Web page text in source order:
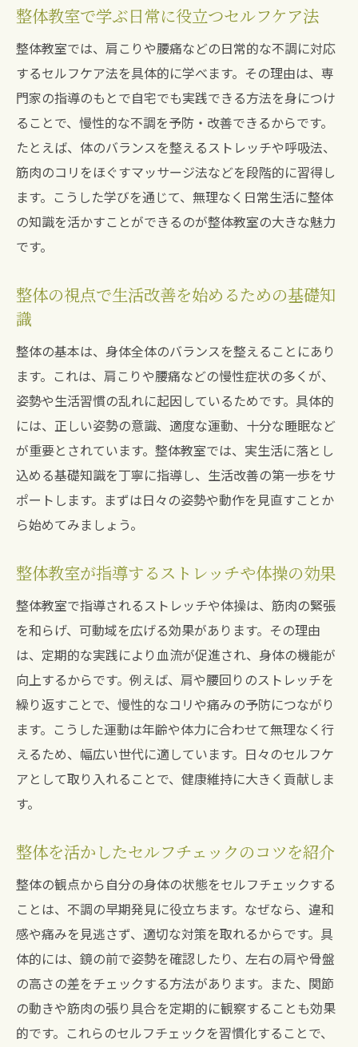
整体教室で学ぶ日常に役立つセルフケア法
整体教室では、肩こりや腰痛などの日常的な不調に対応
するセルフケア法を具体的に学べます。その理由は、専
門家の指導のもとで自宅でも実践できる方法を身につけ
ることで、慢性的な不調を予防・改善できるからです。
たとえば、体のバランスを整えるストレッチや呼吸法、
筋肉のコリをほぐすマッサージ法などを段階的に習得し
ます。こうした学びを通じて、無理なく日常生活に整体
の知識を活かすことができるのが整体教室の大きな魅力
です。
整体の視点で生活改善を始めるための基礎知
識
整体の基本は、身体全体のバランスを整えることにあり
ます。これは、肩こりや腰痛などの慢性症状の多くが、
姿勢や生活習慣の乱れに起因しているためです。具体的
には、正しい姿勢の意識、適度な運動、十分な睡眠など
が重要とされています。整体教室では、実生活に落とし
込める基礎知識を丁寧に指導し、生活改善の第一歩をサ
ポートします。まずは日々の姿勢や動作を見直すことか
ら始めてみましょう。
整体教室が指導するストレッチや体操の効果
整体教室で指導されるストレッチや体操は、筋肉の緊張
を和らげ、可動域を広げる効果があります。その理由
は、定期的な実践により血流が促進され、身体の機能が
向上するからです。例えば、肩や腰回りのストレッチを
繰り返すことで、慢性的なコリや痛みの予防につながり
ます。こうした運動は年齢や体力に合わせて無理なく行
えるため、幅広い世代に適しています。日々のセルフケ
アとして取り入れることで、健康維持に大きく貢献しま
す。
整体を活かしたセルフチェックのコツを紹介
整体の観点から自分の身体の状態をセルフチェックする
ことは、不調の早期発見に役立ちます。なぜなら、違和
感や痛みを見逃さず、適切な対策を取れるからです。具
体的には、鏡の前で姿勢を確認したり、左右の肩や骨盤
の高さの差をチェックする方法があります。また、関節
の動きや筋肉の張り具合を定期的に観察することも効果
的です。これらのセルフチェックを習慣化することで、